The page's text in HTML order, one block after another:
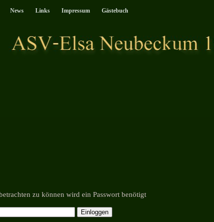
News Links Impressum Gästebuch
zu können wird ein Passwort benötigt